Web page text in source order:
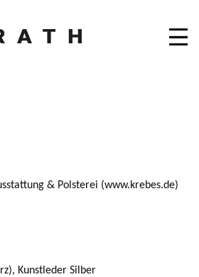
& Polsterei (www.krebes.de)
Kunstleder Silber